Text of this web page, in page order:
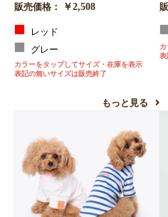
販売価格： ￥2,508
レッド
グレー
カラーをタップしてサイズ・在庫を表示
表記の無いサイズは販売終了
もっと見る
表